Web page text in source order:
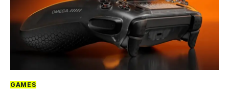
GAMES